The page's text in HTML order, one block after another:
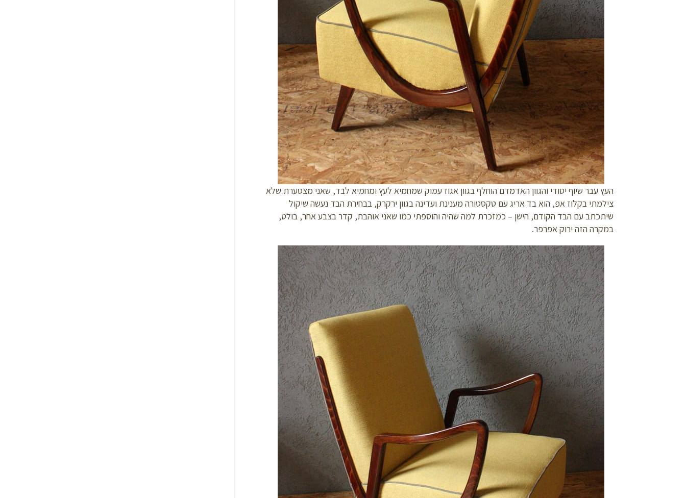
העץ עבר שיוף יסודי והגוון האדמדם הוחלף בגוון אגוז עמוק שמחמיא לעץ ומחמיא לבד, שאני מצטערת שלא
צילמתי בקלוז אפ, הוא בד אריג עם טקסטורה מענינת ועדינה בגוון ירקרק, בבחירת הבד נעשה שיקול
שיתכתב עם הבד הקודם, הישן – כמזכרת למה שהיה והוספתי כמו שאני אוהבת, קדר בצבע אחר, בולט,
במקרה הזה ירוק אפרפר.